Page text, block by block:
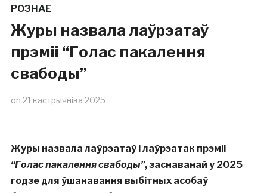
РОЗНАЕ
Журы назвала лаўрэатаў
прэміі “Голас пакалення
свабоды”
on 21 кастрычніка 2025
Журы назвала лаўрэатаў і лаўрэатак прэміі
“Голас пакалення свабоды”, заснаванай у 2025
годзе для ўшанавання выбітных асобаў